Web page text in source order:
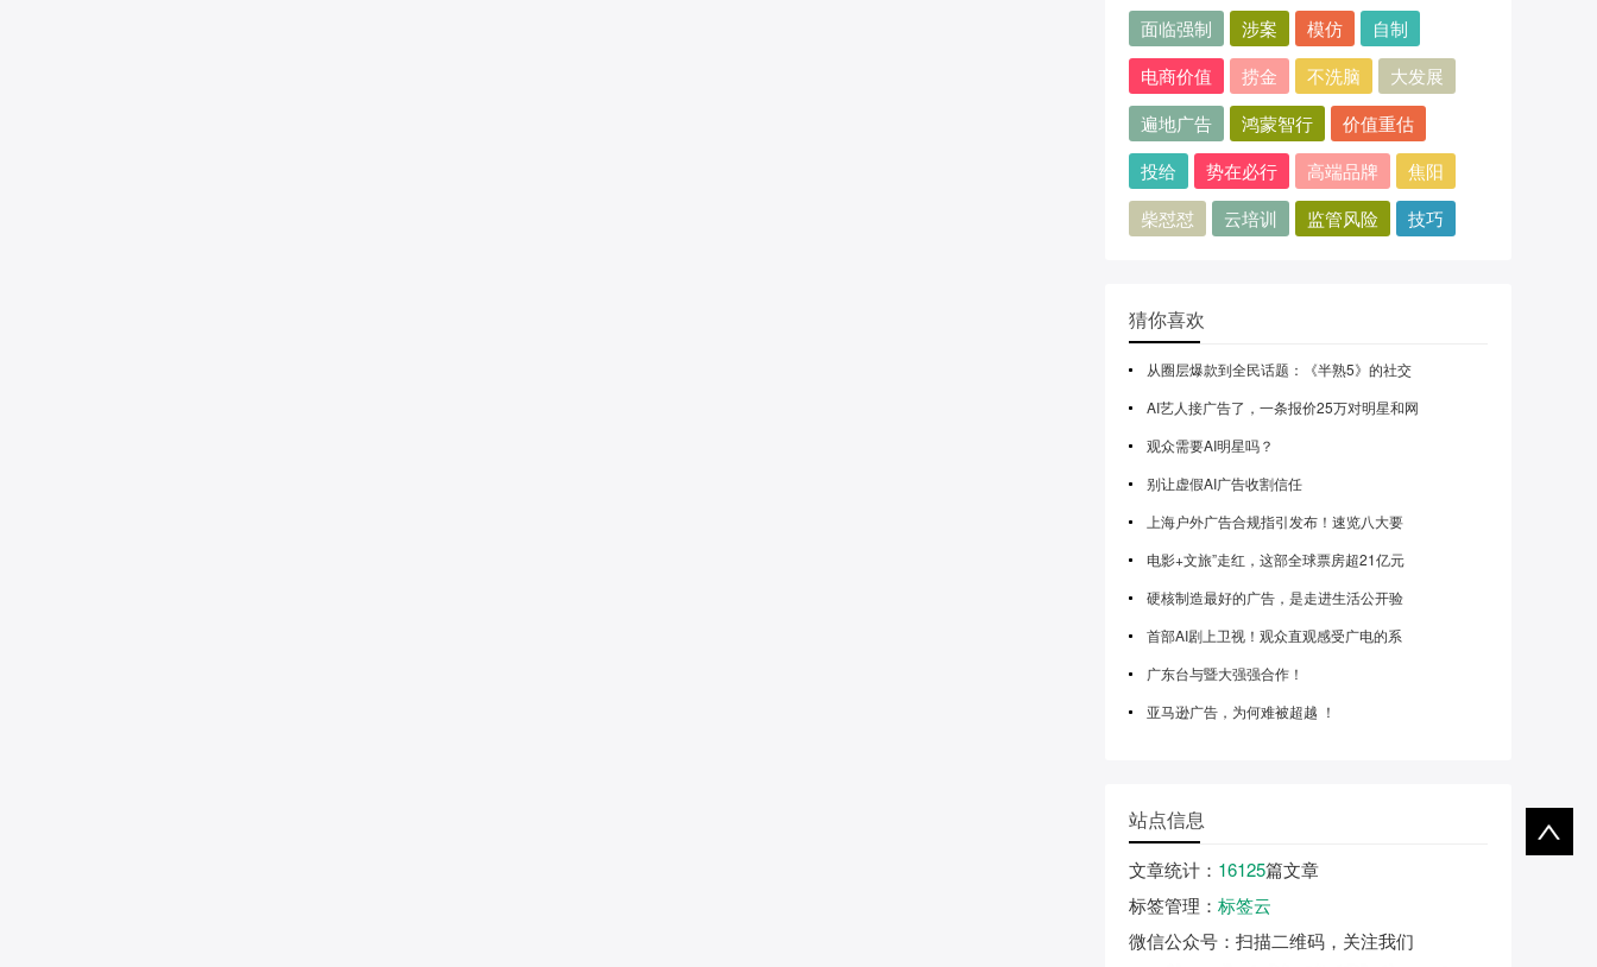
面临强制
涉案 模仿
自制
电商价值
捞金 不洗脑
大发展
遍地广告
鸿蒙智行
价值重估
投给
势在必行 高端品牌
焦阳
柴怼怼
云培训 监管风险 技巧
猜你喜欢
从圈层爆款到全民话题：《半熟5》的社交
AI艺人接广告了，一条报价25万对明星和网
观众需要AI明星吗？
别让虚假AI广告收割信任
上海户外广告合规指引发布！速览八大要
电影+文旅”走红，这部全球票房超21亿元
硬核制造最好的广告，是走进生活公开验
首部AI剧上卫视！观众直观感受广电的系
广东台与暨大强强合作！
亚马逊广告，为何难被超越 ！
站点信息
文章统计 ： 16125篇文章
标签管理 ： 标签云
微信公众号 ：扫描二维码，关注我们